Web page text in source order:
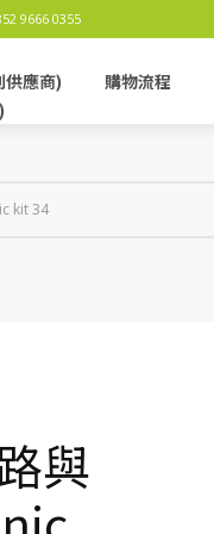
9666 0355
應商)
購物流程
kit 34
與